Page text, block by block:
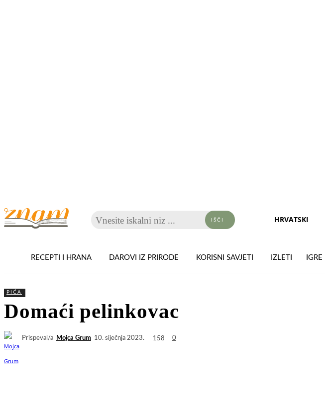
Vnesite iskalni niz ... IŠČI HRVATSKI
RECEPTI I HRANA DAROVI IZ PRIRODE KORISNI SAVJETI IZLETI IGRE
PIĆA
Domaći pelinkovac
Prispeval/a Mojca Grum 10. siječnja 2023. 158 0